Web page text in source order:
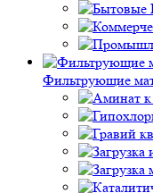
Фильтрующие